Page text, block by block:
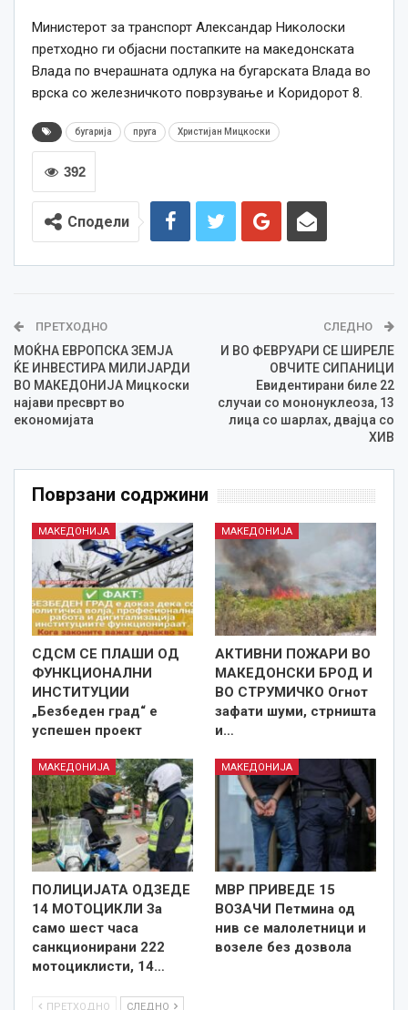
Министерот за транспорт Александар Николоски
претходно ги објасни постапките на македонската
Влада по вчерашната одлука на бугарската Влада во
врска со железничкото поврзување и Коридорот 8.
бугарија пруга Христијан Мицкоски
392
Сподели
ПРЕТХОДНО
МОЌНА ЕВРОПСКА ЗЕМЈА
ЌЕ ИНВЕСТИРА МИЛИЈАРДИ
ВО МАКЕДОНИЈА Мицкоски
најави пресврт во
економијата
СЛЕДНО
И ВО ФЕВРУАРИ СЕ ШИРЕЛЕ
ОВЧИТЕ СИПАНИЦИ
Евидентирани биле 22
случаи со мононуклеоза, 13
лица со шарлах, двајца со
ХИВ
Поврзани содржини
МАКЕДОНИЈА
СДСМ СЕ ПЛАШИ ОД
ФУНКЦИОНАЛНИ
ИНСТИТУЦИИ
„Безбеден град“ е
успешен проект
МАКЕДОНИЈА
АКТИВНИ ПОЖАРИ ВО
МАКЕДОНСКИ БРОД И
ВО СТРУМИЧКО Огнот
зафати шуми, стрништа
и…
МАКЕДОНИЈА
ПОЛИЦИЈАТА ОДЗЕДЕ
14 МОТОЦИКЛИ За
само шест часа
санкционирани 222
мотоциклисти, 14…
МАКЕДОНИЈА
МВР ПРИВЕДЕ 15
ВОЗАЧИ Петмина од
нив се малолетници и
возеле без дозвола
ПРЕТХОДНО СЛЕДНО